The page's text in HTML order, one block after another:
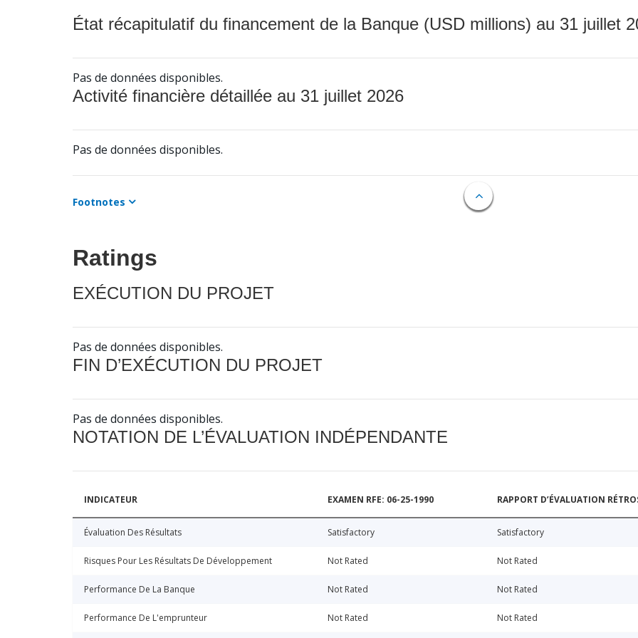
État récapitulatif du financement de la Banque (USD millions) au 31 juillet
Pas de données disponibles.
Activité financière détaillée au 31 juillet 2026
Pas de données disponibles.
Footnotes
Ratings
EXÉCUTION DU PROJET
Pas de données disponibles.
FIN D’EXÉCUTION DU PROJET
Pas de données disponibles.
NOTATION DE L’ÉVALUATION INDÉPENDANTE
INDICATEUR EXAMEN RFE: 06-25-1990 RAPPORT D’ÉVALUATION
Évaluation Des Résultats Satisfactory Satisfactory
Risques Pour Les Résultats De Développement Not Rated Not Rated
Performance De La Banque Not Rated Not Rated
Performance De L'emprunteur Not Rated Not Rated